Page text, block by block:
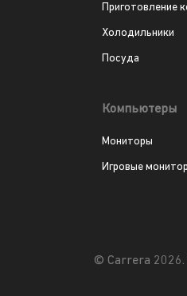
Приготовление
Холодильники
Посуда
Компьютеры
Мониторы
Игровые
© Carrera